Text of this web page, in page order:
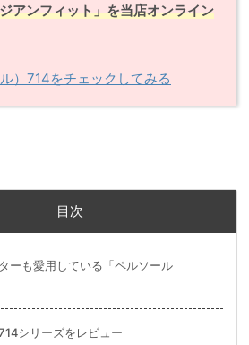
アンフィット」を当店オンライン
）714をチェックしてみる
目次
ーも愛用している「ペルソール
シリーズをレビュー